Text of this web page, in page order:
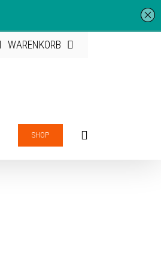
WARENKORB
SHOP